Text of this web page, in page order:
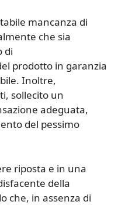
mancanza di
che sia
di
prodotto in garanzia
Inoltre,
sollecito un
adeguata,
del pessimo
riposta e in una
della
che, in assenza di